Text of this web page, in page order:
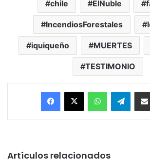
chile ElÑuble
IncendiosForestales
iquiqueño MUERTES
TESTIMONIO
Facebook
X WhatsApp
Artículos relacionados